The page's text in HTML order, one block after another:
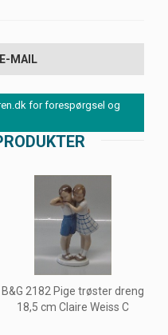
MAIL
for forespørgsel og
B&G 2182 Pige trøster dreng
18,5 cm Claire Weiss C